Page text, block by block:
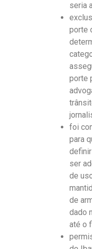
seria
porte
porte
foi
para
ser
de
de
dado
até o